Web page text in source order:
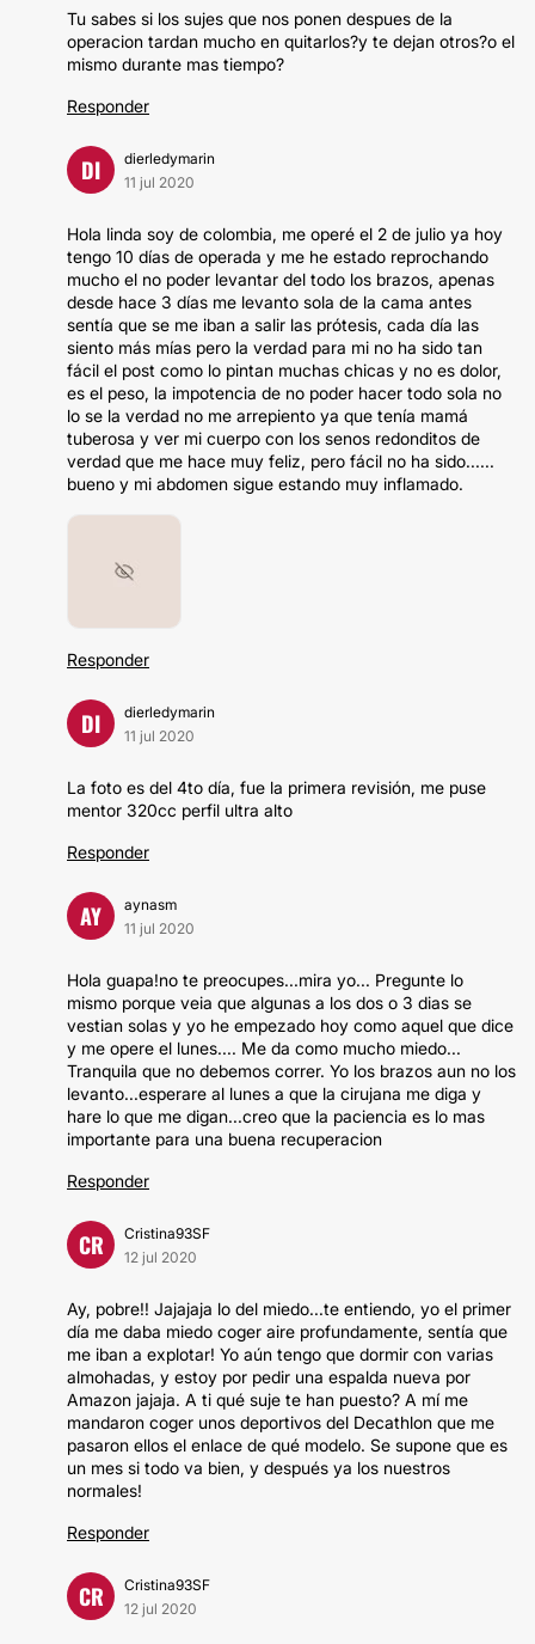
Tu sabes si los sujes que nos ponen despues de la
operacion tardan mucho en quitarlos?y te dejan otros?o el
mismo durante mas tiempo?
Responder
DI
dierledymarin
11 jul 2020
Hola linda soy de colombia, me operé el 2 de julio ya hoy
tengo 10 días de operada y me he estado reprochando
mucho el no poder levantar del todo los brazos, apenas
desde hace 3 días me levanto sola de la cama antes
sentía que se me iban a salir las prótesis, cada día las
siento más mías pero la verdad para mi no ha sido tan
fácil el post como lo pintan muchas chicas y no es dolor,
es el peso, la impotencia de no poder hacer todo sola no
lo se la verdad no me arrepiento ya que tenía mamá
tuberosa y ver mi cuerpo con los senos redonditos de
verdad que me hace muy feliz, pero fácil no ha sido......
bueno y mi abdomen sigue estando muy inflamado.
Responder
DI
dierledymarin
11 jul 2020
La foto es del 4to día, fue la primera revisión, me puse
mentor 320cc perfil ultra alto
Responder
AY
aynasm
11 jul 2020
Hola guapa!no te preocupes...mira yo... Pregunte lo
mismo porque veia que algunas a los dos o 3 dias se
vestian solas y yo he empezado hoy como aquel que dice
y me opere el lunes.... Me da como mucho miedo...
Tranquila que no debemos correr. Yo los brazos aun no los
levanto...esperare al lunes a que la cirujana me diga y
hare lo que me digan...creo que la paciencia es lo mas
importante para una buena recuperacion
Responder
CR
Cristina93SF
12 jul 2020
Ay, pobre!! Jajajaja lo del miedo...te entiendo, yo el primer
día me daba miedo coger aire profundamente, sentía que
me iban a explotar! Yo aún tengo que dormir con varias
almohadas, y estoy por pedir una espalda nueva por
Amazon jajaja. A ti qué suje te han puesto? A mí me
mandaron coger unos deportivos del Decathlon que me
pasaron ellos el enlace de qué modelo. Se supone que es
un mes si todo va bien, y después ya los nuestros
normales!
Responder
CR
Cristina93SF
12 jul 2020